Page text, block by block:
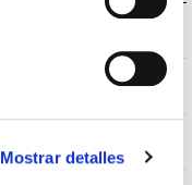
Mostrar detalles